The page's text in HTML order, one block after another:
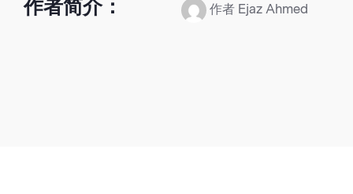
作者简介： 作者 Ejaz Ahmed